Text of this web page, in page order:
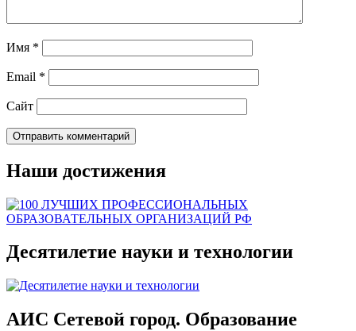
Имя *
Email *
Сайт
Наши достижения
Десятилетие науки и технологии
АИС Сетевой город. Образование